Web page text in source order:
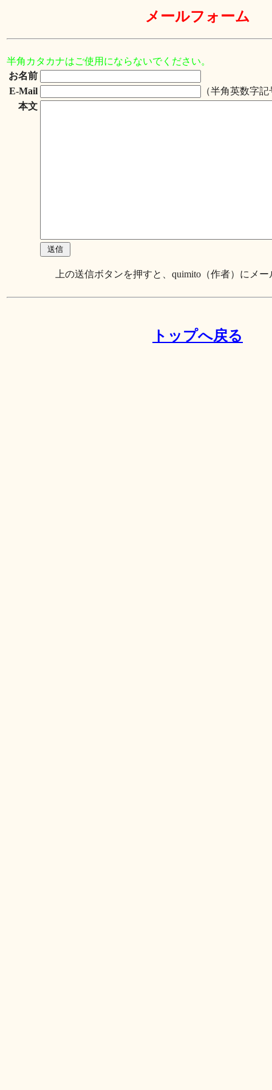
メールフォーム
半角カタカナはご使用にならないでください。
お名前
E-Mail
（半角英数字
本文
上の送信ボタンを押すと、quimito（作者）にメー
トップへ戻る